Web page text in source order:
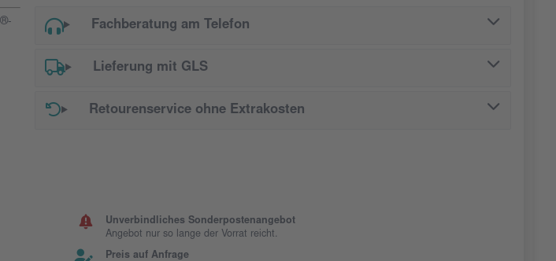
Fachberatung am Telefon
Lieferung mit GLS
Retourenservice ohne Extrakosten
Unverbindliches Sonderpostenangebot
Angebot nur so lange der Vorrat reicht.
Preis auf Anfrage